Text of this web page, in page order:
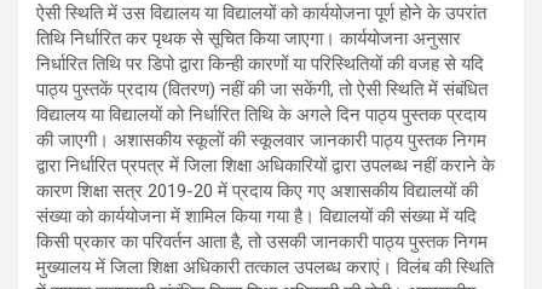
ऐसी स्थिति में उस विद्यालय या विद्यालयों को कार्ययोजना पूर्ण होने के उपरांत
तिथि निर्धारित कर पृथक से सूचित किया जाएगा। कार्ययोजना अनुसार
निर्धारित तिथि पर डिपो द्वारा किन्ही कारणों या परिस्थितियों की वजह से यदि
पाठ्य पुस्तकें प्रदाय (वितरण) नहीं की जा सकेंगी, तो ऐसी स्थिति में संबंधित
विद्यालय या विद्यालयों को निर्धारित तिथि के अगले दिन पाठ्य पुस्तक प्रदाय
की जाएगी। अशासकीय स्कूलों की स्कूलवार जानकारी पाठ्य पुस्तक निगम
द्वारा निर्धारित प्रपत्र में जिला शिक्षा अधिकारियों द्वारा उपलब्ध नहीं कराने के
कारण शिक्षा सत्र 2019-20 में प्रदाय किए गए अशासकीय विद्यालयों की
संख्या को कार्ययोजना में शामिल किया गया है। विद्यालयों की संख्या में यदि
किसी प्रकार का परिवर्तन आता है, तो उसकी जानकारी पाठ्य पुस्तक निगम
मुख्यालय में जिला शिक्षा अधिकारी तत्काल उपलब्ध कराएं। विलंब की स्थिति